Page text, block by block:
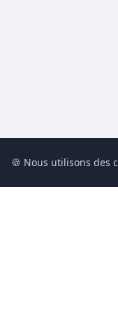
🍪 Nous utilisons des